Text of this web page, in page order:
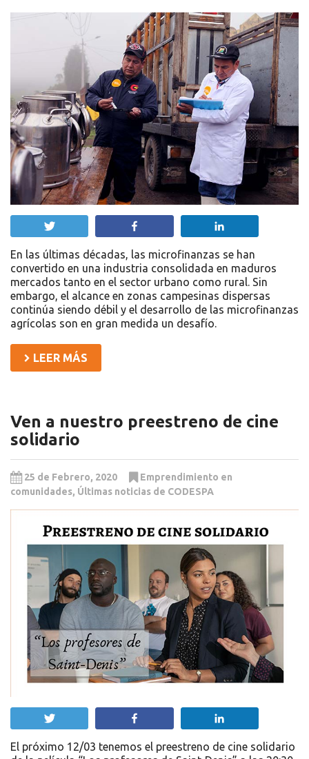
En las últimas décadas, las microfinanzas se han
convertido en una industria consolidada en maduros
mercados tanto en el sector urbano como rural. Sin
embargo, el alcance en zonas campesinas dispersas
continúa siendo débil y el desarrollo de las microfinanzas
agrícolas son en gran medida un desafío.
LEER MÁS
Ven a nuestro preestreno de cine
solidario
25 de Febrero, 2020
Emprendimiento en
comunidades, Últimas noticias de CODESPA
El próximo 12/03 tenemos el preestreno de cine solidario